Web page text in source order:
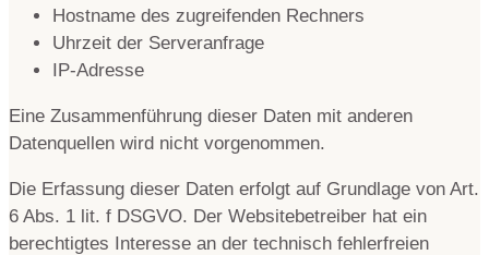
Hostname des zugreifenden Rechners
Uhrzeit der Serveranfrage
IP-Adresse
Eine Zusammenführung dieser Daten mit anderen
Datenquellen wird nicht vorgenommen.
Die Erfassung dieser Daten erfolgt auf Grundlage von Art.
6 Abs. 1 lit. f DSGVO. Der Websitebetreiber hat ein
berechtigtes Interesse an der technisch fehlerfreien